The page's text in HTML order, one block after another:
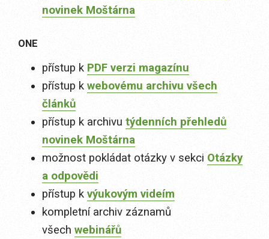
novinek Moštárna
ONE
přístup k PDF verzi magazínu
přístup k webovému archivu všech
článků
přístup k archivu týdenních přehledů
novinek Moštárna
možnost pokládat otázky v sekci Otázky
a odpovědi
přístup k výukovým videím
kompletní archiv záznamů
všech webinářů